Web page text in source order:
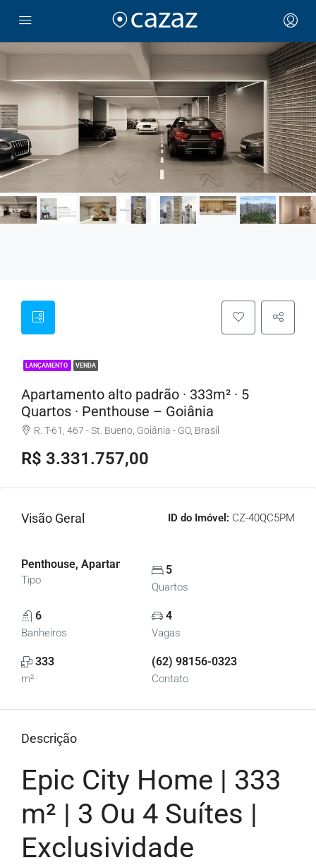
LANÇAMENTO VENDA
Apartamento alto padrão · 333m² · 5
Quartos · Penthouse – Goiânia
R. T-61, 467 - St. Bueno, Goiânia - GO, Brasil
R$ 3.331.757,00
Visão Geral ID do Imóvel: CZ-40QC5PM
Penthouse, Apartamentos
Tipo
5
Quartos
6
Banheiros
4
Vagas
333
m²
(62) 98156-0323
Contato
Descrição
Epic City Home | 333
m² | 3 Ou 4 Suítes |
Exclusividade